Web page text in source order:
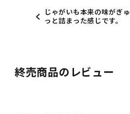
じゃがいも本来の味がぎゅ
っと詰まった感じです。
終売商品のレビュー